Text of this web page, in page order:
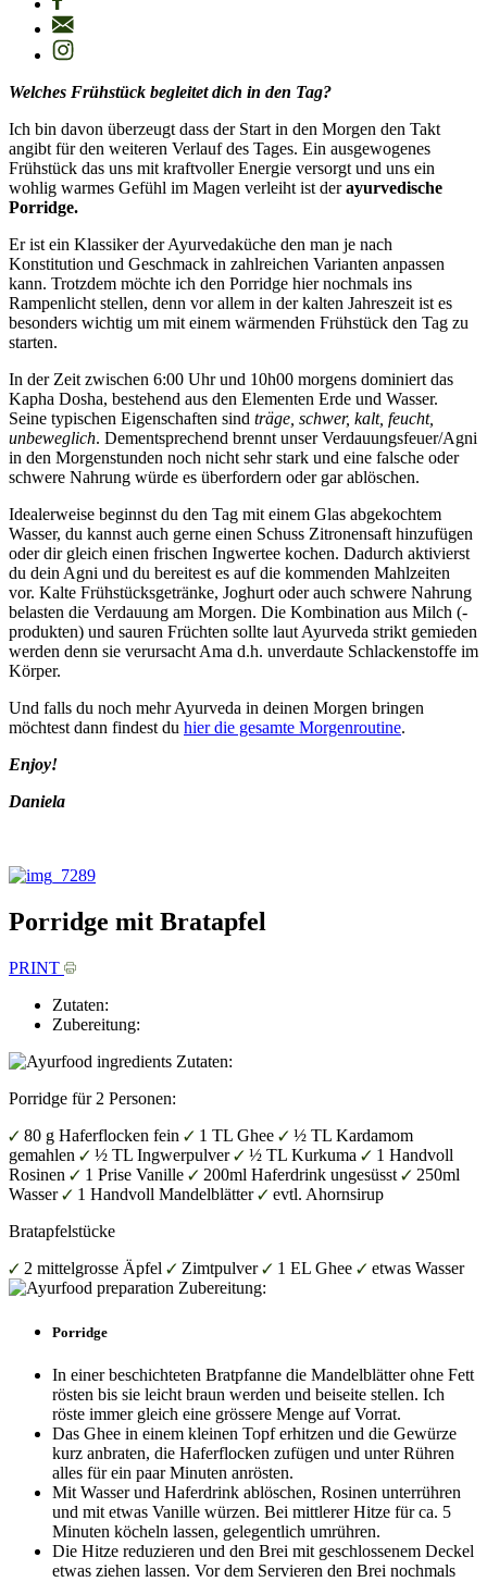
Welches Frühstück begleitet dich in den Tag?
Ich bin davon überzeugt dass der Start in den Morgen den Takt
angibt für den weiteren Verlauf des Tages. Ein ausgewogenes
Frühstück das uns mit kraftvoller Energie versorgt und uns ein
wohlig warmes Gefühl im Magen verleiht ist derayurvedische
Porridge.
Er ist ein Klassiker der Ayurvedaküche den man je nach
Konstitution und Geschmack in zahlreichen Varianten anpassen
kann. Trotzdem möchte ich den Porridge hier nochmals ins
Rampenlicht stellen, denn vor allem in der kalten Jahreszeit ist es
besonders wichtig um mit einem wärmenden Frühstück den Tag zu
starten.
In der Zeit zwischen 6:00 Uhr und 10h00 morgens dominiert das
Kapha Dosha, bestehend aus den Elementen Erde und Wasser.
Seine typischen Eigenschaften sind träge, schwer, kalt, feucht,
unbeweglich. Dementsprechend brennt unser Verdauungsfeuer/Agni
in den Morgenstunden noch nicht sehr stark und eine falsche oder
schwere Nahrung würde es überfordern oder gar ablöschen.
Idealerweise beginnst du den Tag mit einem Glas abgekochtem
Wasser, du kannst auch gerne einen Schuss Zitronensaft hinzufügen
oder dir gleich einen frischen Ingwertee kochen. Dadurch aktivierst
du dein Agni und du bereitest es auf die kommenden Mahlzeiten
vor. Kalte Frühstücksgetränke, Joghurt oder auch schwere Nahrung
belasten die Verdauung am Morgen. Die Kombination aus Milch (-
produkten) und sauren Früchten sollte laut Ayurveda strikt gemieden
werden denn sie verursacht Ama d.h. unverdaute Schlackenstoffe im
Körper.
Und falls du noch mehr Ayurveda in deinen Morgen bringen
möchtest dann findest du hier die gesamte Morgenroutine.
Enjoy!
Daniela
Porridge mit Bratapfel
PRINT
Zutaten:
Zubereitung:
Zutaten:
Porridge für 2 Personen:
80 g Haferflocken fein
1 TL Ghee
½ TL Kardamom
gemahlen
½ TL Ingwerpulver ½ TL Kurkuma
1 Handvoll
Rosinen
1 Prise Vanille 200ml Haferdrink ungesüsst
250ml
Wasser
1 Handvoll Mandelblätter
evtl. Ahornsirup
Bratapfelstücke
2 mittelgrosse Äpfel
Zimtpulver 1 EL Ghee
etwas Wasser
Zubereitung:
Porridge
In einer beschichteten Bratpfanne die Mandelblätter ohne Fett
rösten bis sie leicht braun werden und beiseite stellen. Ich
röste immer gleich eine grössere Menge auf Vorrat.
Das Ghee in einem kleinen Topf erhitzen und die Gewürze
kurz anbraten, die Haferflocken zufügen und unter Rühren
alles für ein paar Minuten anrösten.
Mit Wasser und Haferdrink ablöschen, Rosinen unterrühren
und mit etwas Vanille würzen. Bei mittlerer Hitze für ca. 5
Minuten köcheln lassen, gelegentlich umrühren.
Die Hitze reduzieren und den Brei mit geschlossenem Deckel
etwas ziehen lassen. Vor dem Servieren den Brei nochmals